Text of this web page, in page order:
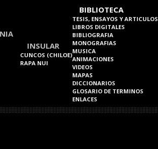
INSULAR
CUNCOS (CHILOE)
RAPA NUI
BIBLIOTECA
TESIS, ENSAYOS Y ARTICULOS
LIBROS DIGITALES
BIBLIOGRAFIA
MONOGRAFIAS
MUSICA
ANIMACIONES
VIDEOS
MAPAS
DICCIONARIOS
GLOSARIO DE TERMINOS
ENLACES